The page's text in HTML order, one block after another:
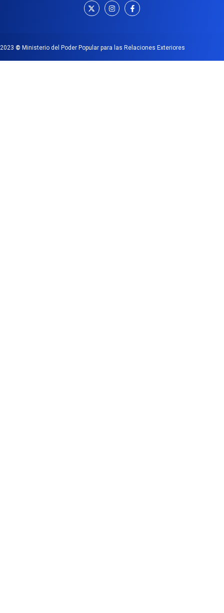
2023 © Ministerio del Poder Popular para las Relaciones Exteriores